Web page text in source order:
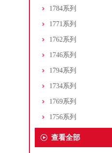
1784系列
1771系列
1762系列
1746系列
1794系列
1734系列
1769系列
1756系列
查看全部